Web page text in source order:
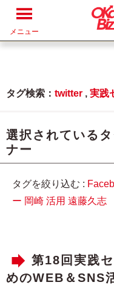
メニュー
タグ検索： twitter , 実践
選択されている
ナー
タグを絞り込む :
ー 岡崎 活用 遠藤久志
第18回実践
めのWEB＆SNS